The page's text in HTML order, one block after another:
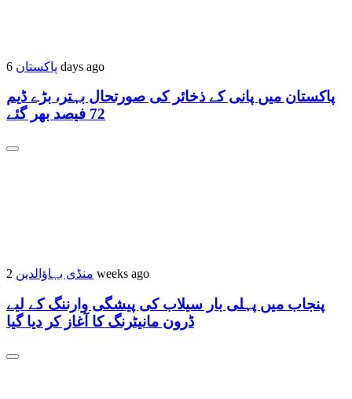
پاکستان 6 days ago
پاکستان میں پانی کے ذخائر کی صورتحال بہتر، بڑے ڈیم
72 فیصد بھر گئے
منڈی بہاؤالدین 2 weeks ago
پنجاب میں پہلی بار سیلاب کی پیشگی وارننگ کے لیے
ڈرون مانیٹرنگ کا آغاز کر دیا گیا